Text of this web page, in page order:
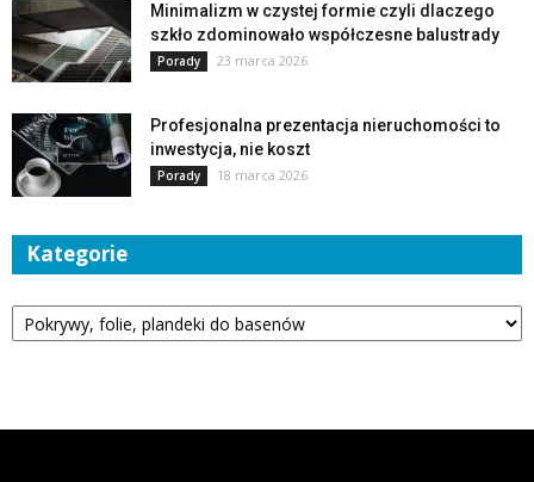
Minimalizm w czystej formie czyli dlaczego
szkło zdominowało współczesne balustrady
Porady 23 marca 2026
Profesjonalna prezentacja nieruchomości to
inwestycja, nie koszt
Porady 18 marca 2026
Kategorie
Kategorie